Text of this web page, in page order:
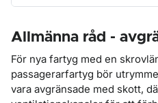
Allmänna råd -
För nya fartyg med en
passagerarfartyg bör
vara avgränsade med skott,